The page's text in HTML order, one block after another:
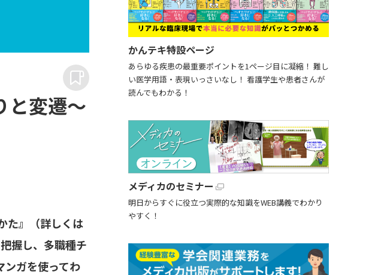
と変遷～
た』（詳しくは
握し、多職種チ
ンガを使ってわ
かんテキ特設ページ
あらゆる疾患の最重要ポイントを1ページ目に凝縮！ 難し
い医学用語・表現いっさいなし！ 看護学生や患者さんが
読んでもわかる！
メディカのセミナー
明日からすぐに役立つ実際的な知識をWEB講義でわかり
やすく！